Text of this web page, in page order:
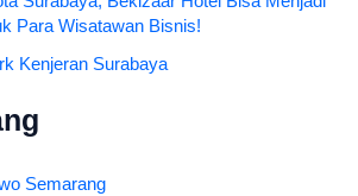
Para Wisatawan Bisnis!
Kenjeran Surabaya
Semarang